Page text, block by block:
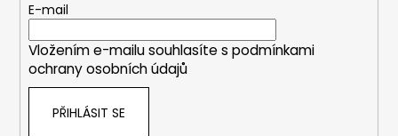
E-mail
Vložením e-mailu souhlasíte s podmínkami
ochrany osobních údajů
PŘIHLÁSIT SE